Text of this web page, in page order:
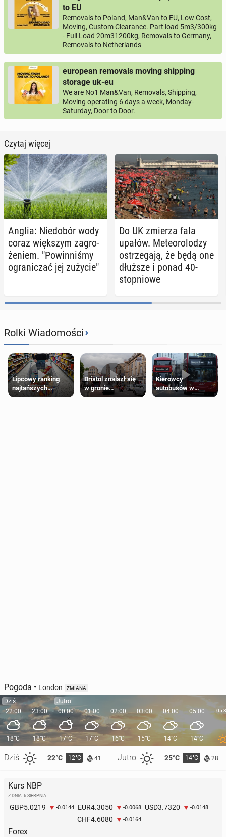
to EU
Removals to Poland, Man&Van to EU, Low Cost,
Moving, Custom Clearance. Part load 5m3/300kg
- Full Load 20m31200kg, Removals to Germany,
Removals to Netherlands
european removals moving shipping
storage uk-eu
We are No1 Man&Van, Removals, Shipping,
Moving operating 6 days a week, Monday-
Saturday, Door to Door.
Czytaj więcej
Anglia: Nie­do­bór wody
coraz więk­szym za­gro­
że­niem. "Po­win­ni­śmy
ogra­ni­czać jej zużycie"
Do UK zmierza fala
upałów. Me­te­oro­lo­dzy
ostrze­ga­ją, że będą one
dłuższe i ponad 40-
stop­nio­we
Rolki Wiadomości›
Lipcowy ranking
najtańszych
supermarketów
Bristol znalazł się
w gronie
najlepszych
Kierowcy
autobusów w
Londynie
Pogoda • London ZMIANA
Dziś
22:00
18°C
Dziś 22°C 12°C 41 Jutro 25°C 14°C 28
23:00
18°C
Jutro
00:00
17°C
01:00
17°C
02:00
16°C
03:00
15°C
04:00
14°C
05:00
14°C
Kurs NBP
Z DNIA: 6 SIERPNIA
GBP5.0219 -0.0144 EUR4.3050 -0.0068 USD3.7320 -0.0148
CHF4.6080 -0.0164
Forex